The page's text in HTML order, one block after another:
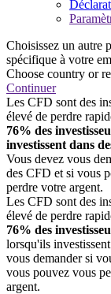
Choisissez un autre
spécifique à votre
Choose country or
Continuer
Les CFD sont des
élevé de perdre
76% des
investissent dans
Vous devez vous
des CFD et si vous
perdre votre argent.
Les CFD sont des
élevé de perdre
76% des
lorsqu'ils
vous demander si
vous pouvez vous
argent.